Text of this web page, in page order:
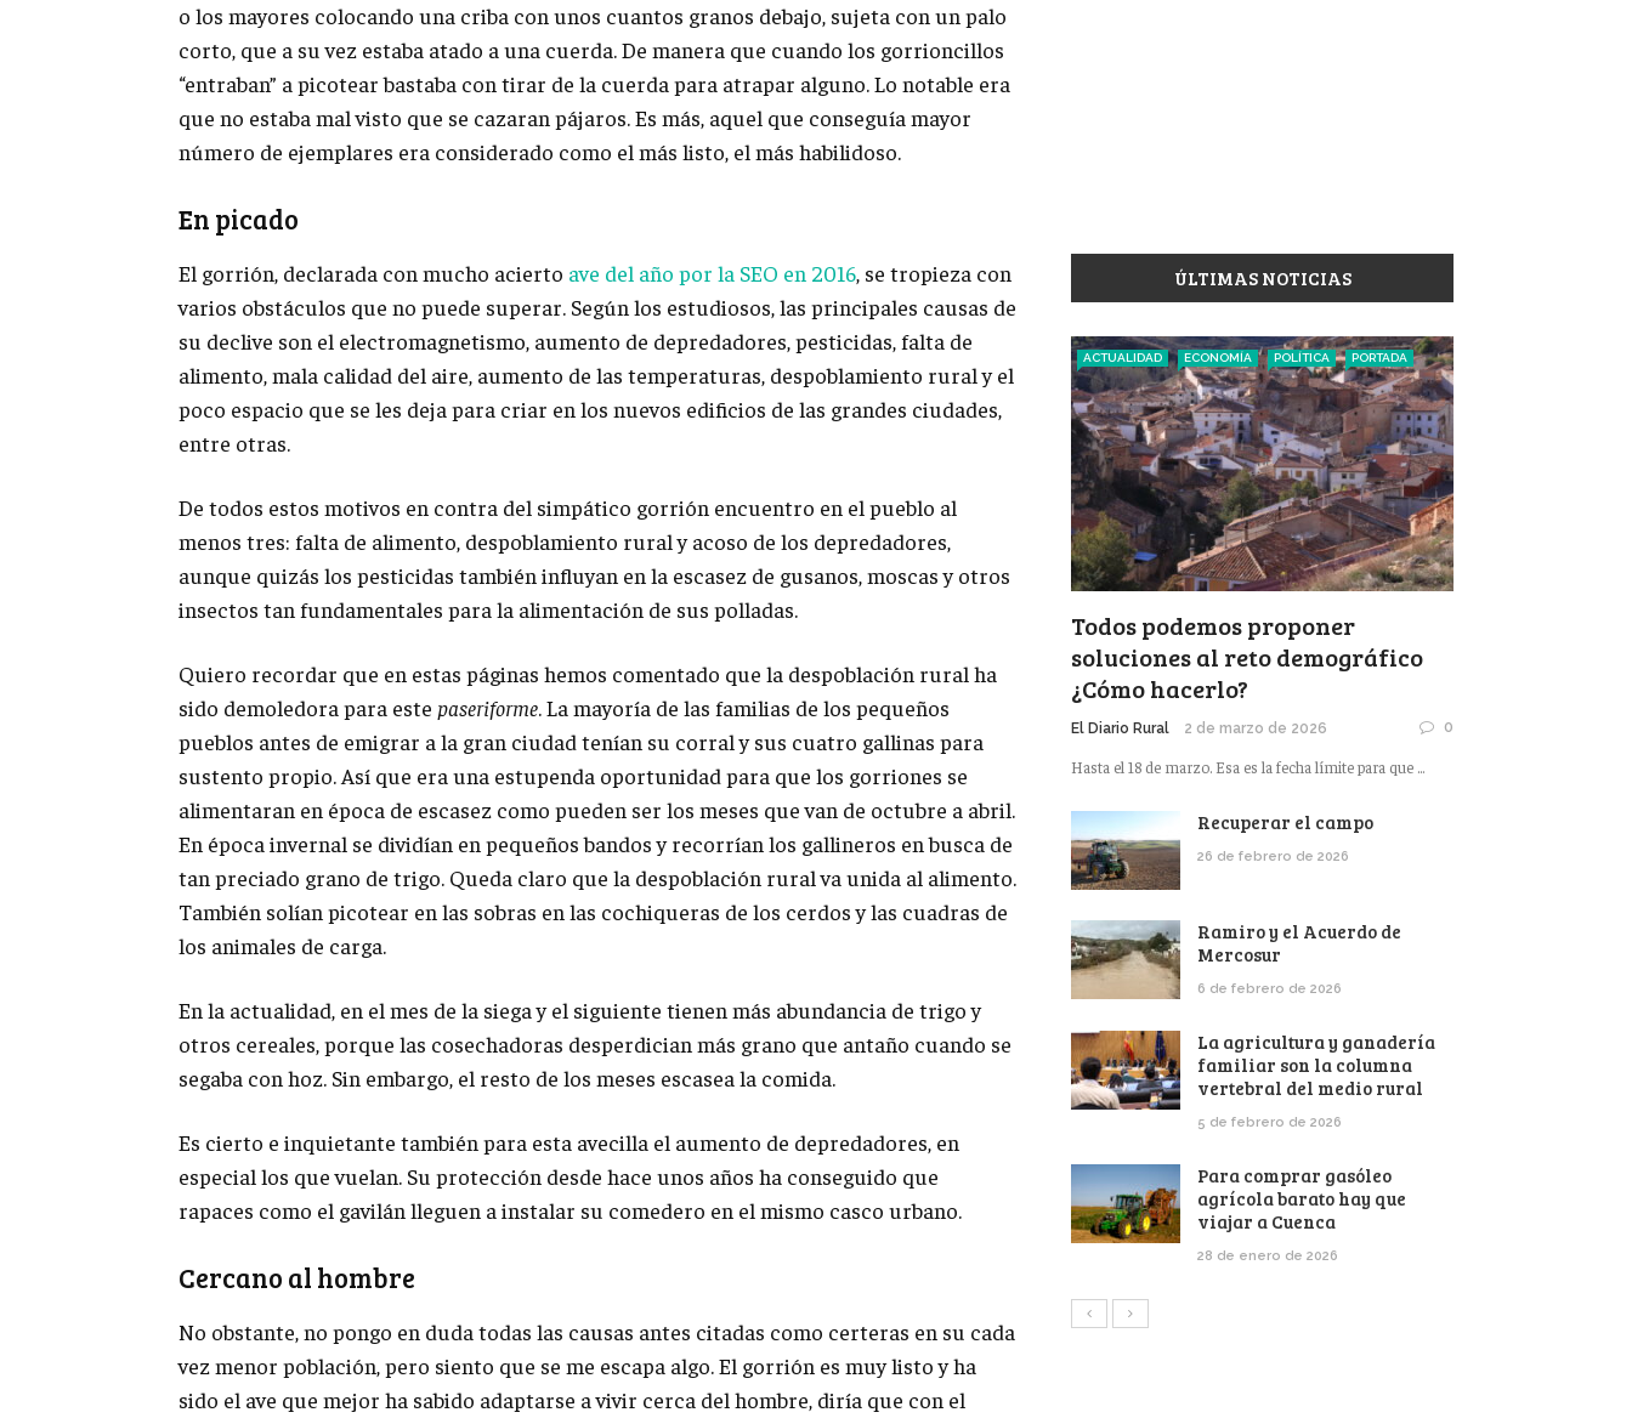
o los mayores colocando una criba con unos cuantos granos debajo, sujeta con un palo
corto, que a su vez estaba atado a una cuerda. De manera que cuando los gorrioncillos
“entraban” a picotear bastaba con tirar de la cuerda para atrapar alguno. Lo notable era
que no estaba mal visto que se cazaran pájaros. Es más, aquel que conseguía mayor
número de ejemplares era considerado como el más listo, el más habilidoso.
En picado
El gorrión, declarada con mucho acierto ave del año por la SEO en 2016, se tropieza con
varios obstáculos que no puede superar. Según los estudiosos, las principales causas de
su declive son el electromagnetismo, aumento de depredadores, pesticidas, falta de
alimento, mala calidad del aire, aumento de las temperaturas, despoblamiento rural y el
poco espacio que se les deja para criar en los nuevos edificios de las grandes ciudades,
entre otras.
De todos estos motivos en contra del simpático gorrión encuentro en el pueblo al
menos tres: falta de alimento, despoblamiento rural y acoso de los depredadores,
aunque quizás los pesticidas también influyan en la escasez de gusanos, moscas y otros
insectos tan fundamentales para la alimentación de sus polladas.
Quiero recordar que en estas páginas hemos comentado que la despoblación rural ha
sido demoledora para este paseriforme. La mayoría de las familias de los pequeños
pueblos antes de emigrar a la gran ciudad tenían su corral y sus cuatro gallinas para
sustento propio. Así que era una estupenda oportunidad para que los gorriones se
alimentaran en época de escasez como pueden ser los meses que van de octubre a abril.
En época invernal se dividían en pequeños bandos y recorrían los gallineros en busca de
tan preciado grano de trigo. Queda claro que la despoblación rural va unida al alimento.
También solían picotear en las sobras en las cochiqueras de los cerdos y las cuadras de
los animales de carga.
En la actualidad, en el mes de la siega y el siguiente tienen más abundancia de trigo y
otros cereales, porque las cosechadoras desperdician más grano que antaño cuando se
segaba con hoz. Sin embargo, el resto de los meses escasea la comida.
Es cierto e inquietante también para esta avecilla el aumento de depredadores, en
especial los que vuelan. Su protección desde hace unos años ha conseguido que
rapaces como el gavilán lleguen a instalar su comedero en el mismo casco urbano.
Cercano al hombre
No obstante, no pongo en duda todas las causas antes citadas como certeras en su cada
vez menor población, pero siento que se me escapa algo. El gorrión es muy listo y ha
sido el ave que mejor ha sabido adaptarse a vivir cerca del hombre, diría que con el
ÚLTIMAS NOTICIAS
ACTUALIDAD ECONOMÍA POLÍTICA PORTADA
Todos podemos proponer
soluciones al reto demográfico
¿Cómo hacerlo?
El Diario Rural 2 de marzo de 2026 0
Hasta el 18 de marzo. Esa es la fecha límite para que ...
Recuperar el campo
26 de febrero de 2026
Ramiro y el Acuerdo de
Mercosur
6 de febrero de 2026
La agricultura y ganadería
familiar son la columna
vertebral del medio rural
5 de febrero de 2026
Para comprar gasóleo
agrícola barato hay que
viajar a Cuenca
28 de enero de 2026